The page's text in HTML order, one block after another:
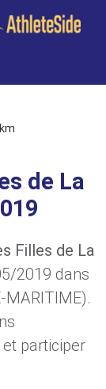
de La
Filles de La
2019 dans
MARITIME).
participer